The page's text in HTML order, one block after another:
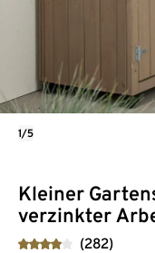
Kleiner
verzinkter
(282)
1/5